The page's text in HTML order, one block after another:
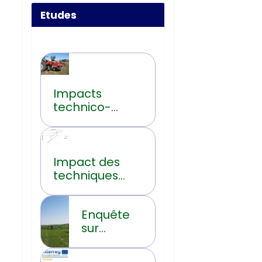
Etudes
Impacts
technico-
du non-labour
Impact des
techniques
l’évolution de
la teneur en
carbone
organique du
sol en Hainaut
Enquête
sur